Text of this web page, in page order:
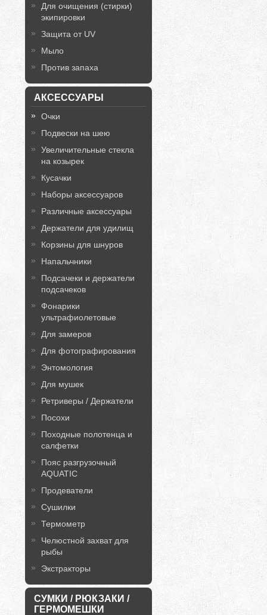
Для очищения (стирки)
экипировки
Защита от UV
Мыло
Против запаха
АКСЕССУАРЫ
Очки
Подвески на шею
Увеличительные стекла
на козырек
Кусачки
Наборы аксессуаров
Различные аксессуары
Держатели для удилищ
Корзины для шнуров
Напальчники
Подсачеки и держатели
подсачеков
Фонарики
ультрафиолетовые
Для замеров
Для фотографирования
Энтомология
Для мушек
Ретриверы / Держатели
Посохи
Походные полотенца и
салфетки
Пояс разгрузочный
AQUATIC
Продеватели
Сушилки
Термометр
Челюстной захват для
рыбы
Экстракторы
СУМКИ / РЮКЗАКИ /
ГЕРМОМЕШКИ